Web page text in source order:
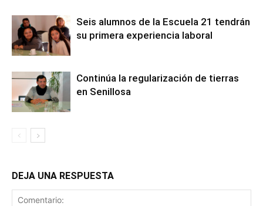
Seis alumnos de la Escuela 21 tendrán
su primera experiencia laboral
Continúa la regularización de tierras
en Senillosa
DEJA UNA RESPUESTA